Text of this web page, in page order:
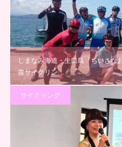
しまなみ海道・生口島『ちいさな
復サイクリン…
サイクリング
新着情報